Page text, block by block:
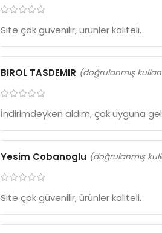
Sıte çok guvenılır, urunler kalıtelı.
BIROL TASDEMIR (doğrulanmış
İndirimdeyken aldım, çok uyguna
Yesim Cobanoglu (doğrulanmış
Site çok güvenilir, ürünler kaliteli.